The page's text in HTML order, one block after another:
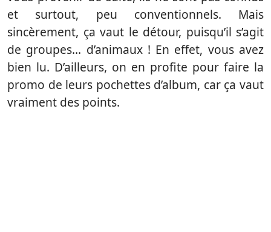
et surtout, peu conventionnels. Mais
sincèrement, ça vaut le détour, puisqu’il s’agit
de groupes… d’animaux ! En effet, vous avez
bien lu. D’ailleurs, on en profite pour faire la
promo de leurs pochettes d’album, car ça vaut
vraiment des points.